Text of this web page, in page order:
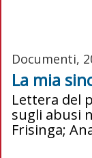
Documenti,
La mia
Lettera del
sugli abusi
Frisinga;